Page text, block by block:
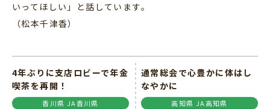
いってほしい」と話しています。
（松本千津香）
4年ぶりに支店ロビーで年金
喫茶を再開！
香川県 JA香川県
通常総会で心豊かに体はし
なやかに
高知県 JA高知県